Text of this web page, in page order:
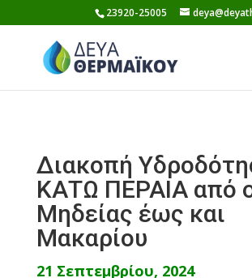
to
content
23920-25005
Διακοπή
ΚΑΤΩ ΠΕΡΑΙΑ από
Μηδείας έως και
Μακαρίου
21 Σεπτεμβρίου, 2024